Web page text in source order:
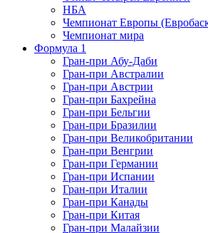
НБА
Чемпионат Европы
Чемпионат мира
Формула 1
Гран-при Абу-Даби
Гран-при Австралии
Гран-при Австрии
Гран-при Бахрейна
Гран-при Бельгии
Гран-при Бразилии
Гран-при Великобритании
Гран-при Венгрии
Гран-при Германии
Гран-при Испании
Гран-при Италии
Гран-при Канады
Гран-при Китая
Гран-при Малайзии